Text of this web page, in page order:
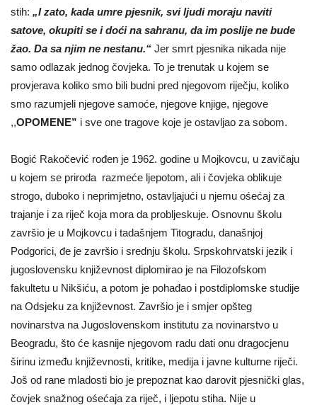
stih: „I zato, kada umre pjesnik, svi ljudi moraju naviti
satove, okupiti se i doći na sahranu, da im poslije ne bude
žao. Da sa njim ne nestanu.“ Jer smrt pjesnika nikada nije
samo odlazak jednog čovjeka. To je trenutak u kojem se
provjerava koliko smo bili budni pred njegovom riječju, koliko
smo razumjeli njegove samoće, njegove knjige, njegove
,,OPOMENE” i sve one tragove koje je ostavljao za sobom.
Bogić Rakočević rođen je 1962. godine u Mojkovcu, u zavičaju
u kojem se priroda razmeće ljepotom, ali i čovjeka oblikuje
strogo, duboko i neprimjetno, ostavljajući u njemu ośećaj za
trajanje i za riječ koja mora da probljeskuje. Osnovnu školu
završio je u Mojkovcu i tadašnjem Titogradu, današnjoj
Podgorici, đe je završio i srednju školu. Srpskohrvatski jezik i
jugoslovensku književnost diplomirao je na Filozofskom
fakultetu u Nikšiću, a potom je pohađao i postdiplomske studije
na Odsjeku za književnost. Završio je i smjer opšteg
novinarstva na Jugoslovenskom institutu za novinarstvo u
Beogradu, što će kasnije njegovom radu dati onu dragocjenu
širinu između književnosti, kritike, medija i javne kulturne riječi.
Još od rane mladosti bio je prepoznat kao darovit pjesnički glas,
čovjek snažnog ośećaja za riječ, i ljepotu stiha. Nije u